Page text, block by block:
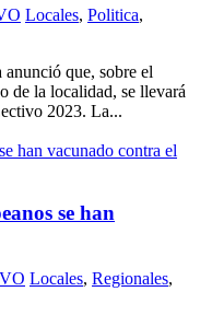
Locales, Politica,
que, sobre el
de la localidad, se llevará
2023. La...
se han
Locales, Regionales,